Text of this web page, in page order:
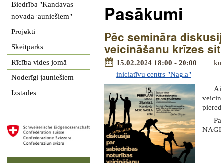
Biedrība "Kandavas
novada jauniešiem"
Projekti
Skeitparks
Rīcība vides jomā
Noderīgi jauniešiem
Izstādes
Pasākumi
Pēc semināra
veicināšanu krīzes
15.02.2024 18:00 - 20:00
iniciatīvu centrs "Nagla"